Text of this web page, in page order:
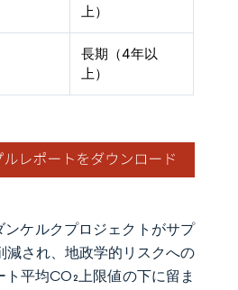
上）
長期（4年以
上）
ンケルクプロジェクトがサプ
され、地政学的リスクへの
平均CO₂上限値の下に留ま